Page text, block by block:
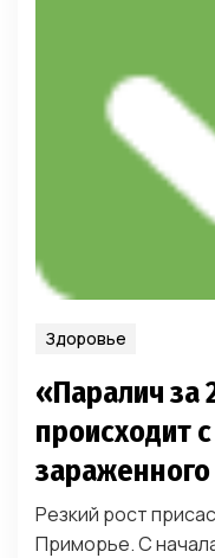
Здоровье
«Паралич за
происходит
Резкий рост
Приморье. С